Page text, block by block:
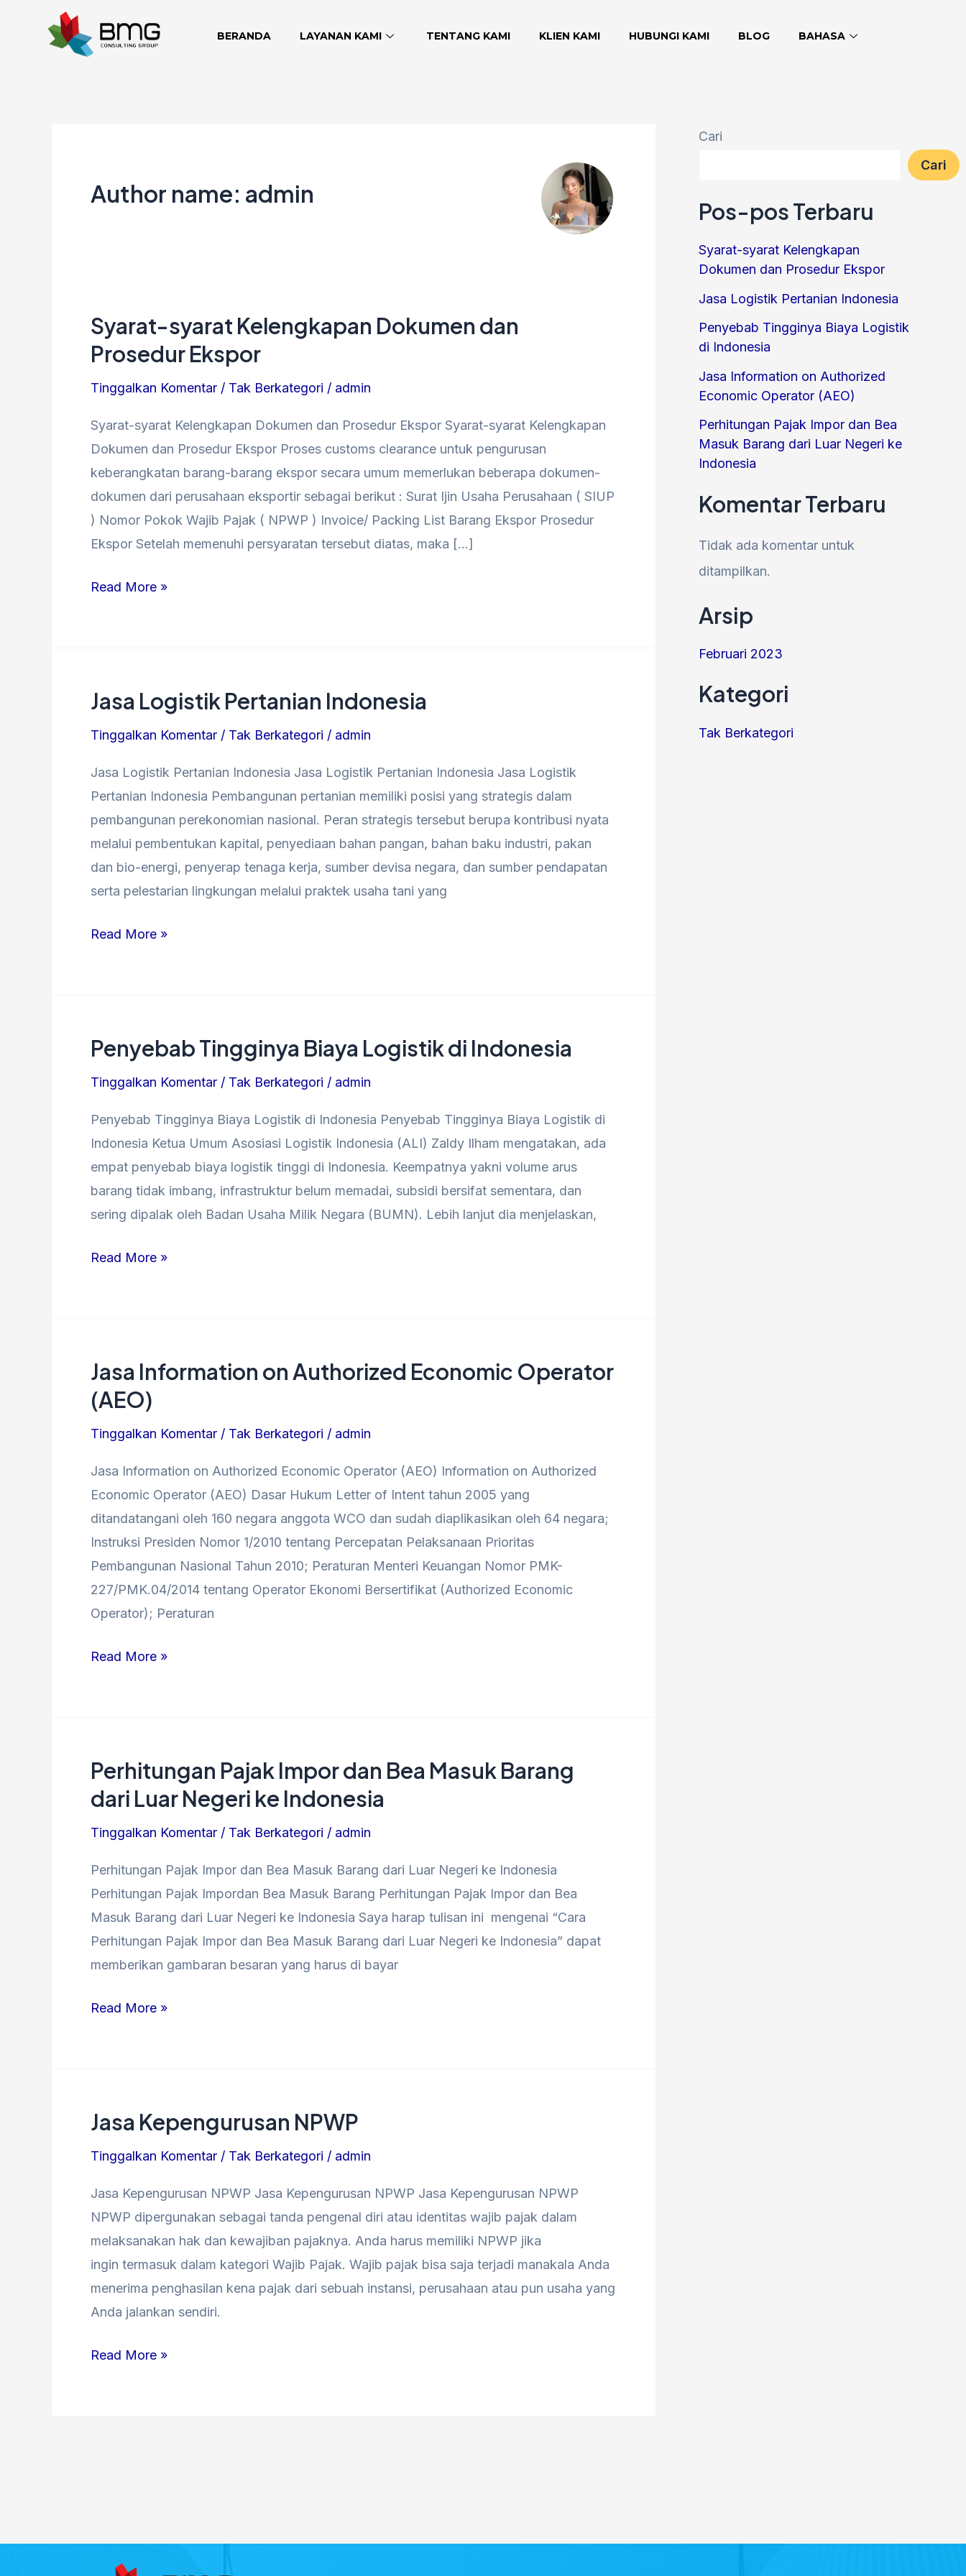
BERANDA LAYANAN KAMI TENTANG KAMI KLIEN KAMI HUBUNGI KAMI BLOG BAHASA
Author name: admin
Syarat-syarat Kelengkapan Dokumen dan
Prosedur Ekspor
Tinggalkan Komentar / Tak Berkategori / admin
Syarat-syarat Kelengkapan Dokumen dan Prosedur Ekspor Syarat-syarat Kelengkapan
Dokumen dan Prosedur Ekspor Proses customs clearance untuk pengurusan
keberangkatan barang-barang ekspor secara umum memerlukan beberapa dokumen-
dokumen dari perusahaan eksportir sebagai berikut : Surat Ijin Usaha Perusahaan ( SIUP
) Nomor Pokok Wajib Pajak ( NPWP ) Invoice/ Packing List Barang Ekspor Prosedur
Ekspor Setelah memenuhi persyaratan tersebut diatas, maka […]
Syarat-
syarat
Dokumen
dan
Prosedur
Ekspor
Read More »
Jasa Logistik Pertanian Indonesia
Tinggalkan Komentar / Tak Berkategori / admin
Jasa Logistik Pertanian Indonesia Jasa Logistik Pertanian Indonesia Jasa Logistik
Pertanian Indonesia Pembangunan pertanian memiliki posisi yang strategis dalam
pembangunan perekonomian nasional. Peran strategis tersebut berupa kontribusi nyata
melalui pembentukan kapital, penyediaan bahan pangan, bahan baku industri, pakan
dan bio-energi, penyerap tenaga kerja, sumber devisa negara, dan sumber pendapatan
serta pelestarian lingkungan melalui praktek usaha tani yang
Jasa
Pertanian
Indonesia
Read More »
Penyebab Tingginya Biaya Logistik di Indonesia
Tinggalkan Komentar / Tak Berkategori / admin
Penyebab Tingginya Biaya Logistik di Indonesia Penyebab Tingginya Biaya Logistik di
Indonesia Ketua Umum Asosiasi Logistik Indonesia (ALI) Zaldy Ilham mengatakan, ada
empat penyebab biaya logistik tinggi di Indonesia. Keempatnya yakni volume arus
barang tidak imbang, infrastruktur belum memadai, subsidi bersifat sementara, dan
sering dipalak oleh Badan Usaha Milik Negara (BUMN). Lebih lanjut dia menjelaskan,
Penyebab
Biaya
Logistik
di
Indonesia
Read More »
Jasa Information on Authorized Economic Operator
(AEO)
Tinggalkan Komentar / Tak Berkategori / admin
Jasa Information on Authorized Economic Operator (AEO) Information on Authorized
Economic Operator (AEO) Dasar Hukum Letter of Intent tahun 2005 yang
ditandatangani oleh 160 negara anggota WCO dan sudah diaplikasikan oleh 64 negara;
Instruksi Presiden Nomor 1/2010 tentang Percepatan Pelaksanaan Prioritas
Pembangunan Nasional Tahun 2010; Peraturan Menteri Keuangan Nomor PMK-
227/PMK.04/2014 tentang Operator Ekonomi Bersertifikat (Authorized Economic
Operator); Peraturan
Jasa
Information
on
Authorized
Economic
Operator
(AEO)
Read More »
Perhitungan Pajak Impor dan Bea Masuk Barang
dari Luar Negeri ke Indonesia
Tinggalkan Komentar / Tak Berkategori / admin
Perhitungan Pajak Impor dan Bea Masuk Barang dari Luar Negeri ke Indonesia
Perhitungan Pajak Impordan Bea Masuk Barang Perhitungan Pajak Impor dan Bea
Masuk Barang dari Luar Negeri ke Indonesia Saya harap tulisan ini mengenai “Cara
Perhitungan Pajak Impor dan Bea Masuk Barang dari Luar Negeri ke Indonesia” dapat
memberikan gambaran besaran yang harus di bayar
Perhitungan
Pajak
dan
Bea
Masuk
Barang
dari
ke
Read More »
Jasa Kepengurusan NPWP
Tinggalkan Komentar / Tak Berkategori / admin
Jasa Kepengurusan NPWP Jasa Kepengurusan NPWP Jasa Kepengurusan NPWP
NPWP dipergunakan sebagai tanda pengenal diri atau identitas wajib pajak dalam
melaksanakan hak dan kewajiban pajaknya. Anda harus memiliki NPWP jika
ingin termasuk dalam kategori Wajib Pajak. Wajib pajak bisa saja terjadi manakala Anda
menerima penghasilan kena pajak dari sebuah instansi, perusahaan atau pun usaha yang
Anda jalankan sendiri.
Jasa
NPWP
Read More »
Cari
Cari
Pos-pos Terbaru
Syarat-syarat Kelengkapan
Dokumen dan Prosedur Ekspor
Jasa Logistik Pertanian Indonesia
Penyebab Tingginya Biaya Logistik
di Indonesia
Jasa Information on Authorized
Economic Operator (AEO)
Perhitungan Pajak Impor dan Bea
Masuk Barang dari Luar Negeri ke
Indonesia
Komentar Terbaru
Tidak ada komentar untuk
ditampilkan.
Arsip
Februari 2023
Kategori
Tak Berkategori